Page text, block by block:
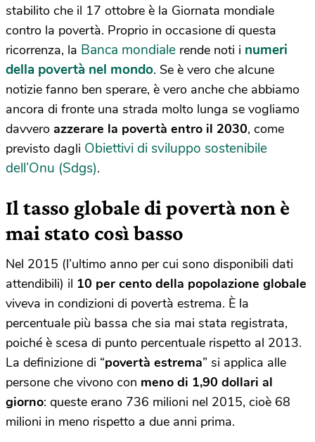
stabilito che il 17 ottobre è la Giornata mondiale
contro la povertà. Proprio in occasione di questa
ricorrenza, la Banca mondiale rende noti i numeri
della povertà nel mondo. Se è vero che alcune
notizie fanno ben sperare, è vero anche che abbiamo
ancora di fronte una strada molto lunga se vogliamo
davvero azzerare la povertà entro il 2030, come
previsto dagli Obiettivi di sviluppo sostenibile
dell’Onu (Sdgs).
Il tasso globale di povertà non è
mai stato così basso
Nel 2015 (l’ultimo anno per cui sono disponibili dati
attendibili) il 10 per cento della popolazione globale
viveva in condizioni di povertà estrema. È la
percentuale più bassa che sia mai stata registrata,
poiché è scesa di punto percentuale rispetto al 2013.
La definizione di “povertà estrema” si applica alle
persone che vivono con meno di 1,90 dollari al
giorno: queste erano 736 milioni nel 2015, cioè 68
milioni in meno rispetto a due anni prima.